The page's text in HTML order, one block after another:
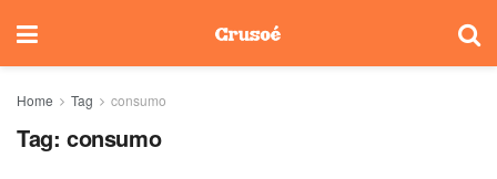
Home Tag consumo
Tag: consumo